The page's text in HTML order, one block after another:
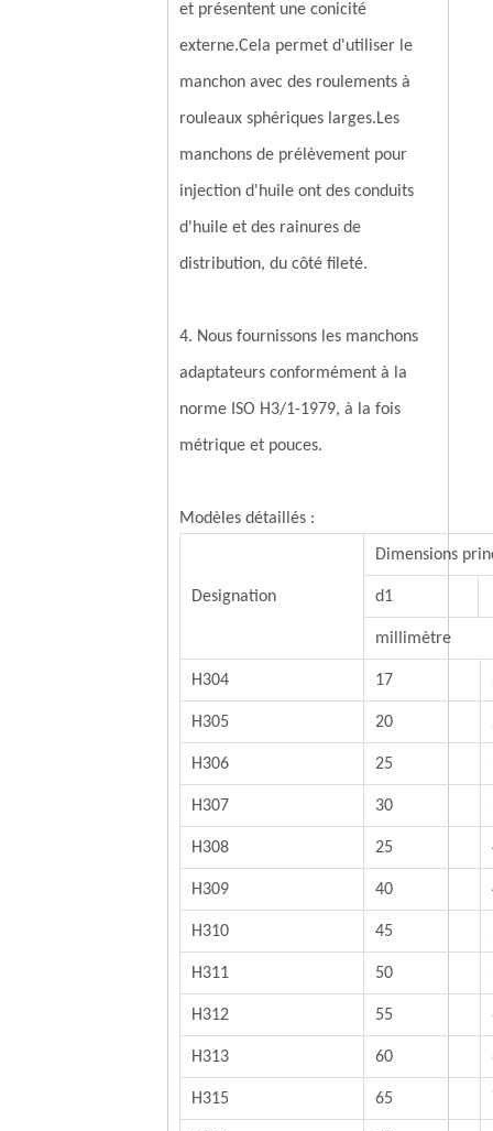
et présentent une conicité
externe.Cela permet d'utiliser le
manchon avec des roulements à
rouleaux sphériques larges.Les
manchons de prélèvement pour
injection d'huile ont des conduits
d'huile et des rainures de
distribution, du côté fileté.
4. Nous fournissons les manchons
adaptateurs conformément à la
norme ISO H3/1-1979, à la fois
métrique et pouces.
Modèles détaillés :
Designation
Dimensions
d1
millimètre
H304 17
H305 20
H306 25
H307 30
H308 25
H309 40
H310 45
H311 50
H312 55
H313 60
H315 65